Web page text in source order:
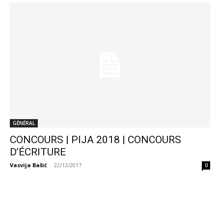
GÉNÉRAL
CONCOURS | PIJA 2018 | CONCOURS
D’ÉCRITURE
Vasvija Bašić - 22/12/2017 0